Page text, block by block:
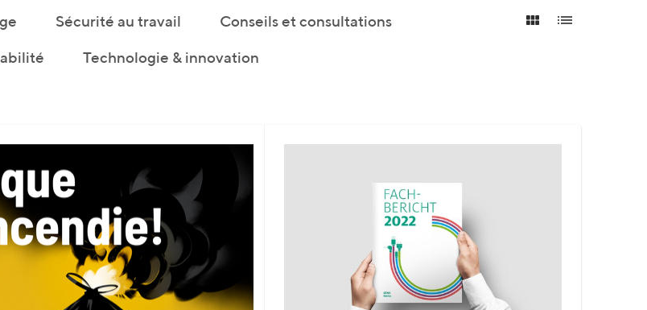
Sécurité au travail Conseils et consultations
Technologie & innovation